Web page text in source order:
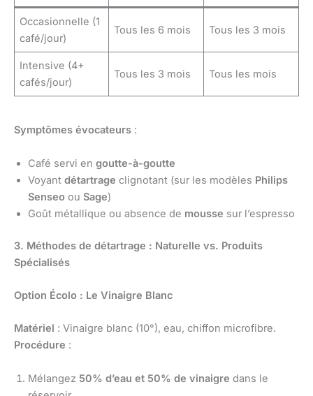
Occasionnelle (1
café/jour)
Tous les 6 mois Tous les 3 mois
Intensive (4+
cafés/jour)
Tous les 3 mois Tous les mois
Symptômes évocateurs :
Café servi en goutte-à-goutte
Voyant détartrage clignotant (sur les modèles Philips
Senseo ou Sage)
Goût métallique ou absence de mousse sur l’espresso
3. Méthodes de détartrage : Naturelle vs. Produits
Spécialisés
Option Écolo : Le Vinaigre Blanc
Matériel : Vinaigre blanc (10°), eau, chiffon microfibre.
Procédure :
Mélangez 50% d’eau et 50% de vinaigre dans le